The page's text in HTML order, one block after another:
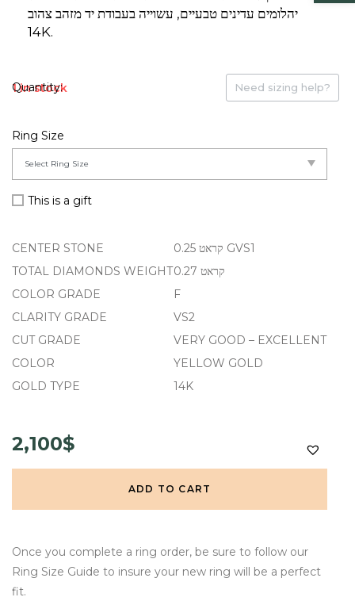
יהלומים עדינים טבעיים, עשוייה בעבודת יד מזהב צהוב
14K.
1 in stock
Ring Size
This is a gift
CENTER STONE
0.25 קראט GVS1
TOTAL DIAMONDS WEIGHT
0.27 קראט
COLOR GRADE
F
CLARITY GRADE
VS2
CUT GRADE
VERY GOOD – EXCELLENT
COLOR
YELLOW GOLD
GOLD TYPE
14K
2,100$
Need sizing help?
ADD TO CART
Once you complete a ring order, be sure to follow our
Ring Size Guide to insure your new ring will be a perfect
fit.